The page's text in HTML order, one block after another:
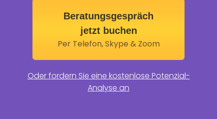
Beratungsgespräch
jetzt buchen
Per Telefon, Skype & Zoom
Oder fordern Sie eine kostenlose Potenzial-
Analyse an